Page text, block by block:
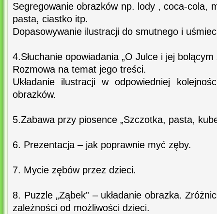
Segregowanie obrazków np. lody , coca-cola,
pasta, ciastko itp.
Dopasowywanie ilustracji do smutnego i
4.Słuchanie opowiadania „O Julce i jej
Rozmowa na temat jego treści.
Układanie ilustracji w odpowiedniej
obrazków.
5.Zabawa przy piosence „Szczotka, pasta,
6. Prezentacja – jak poprawnie myć zęby.
7. Mycie zębów przez dzieci.
8. Puzzle „Ząbek” – układanie obrazka.
zależności od możliwości dzieci.